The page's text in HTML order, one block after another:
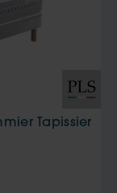
Tapissier